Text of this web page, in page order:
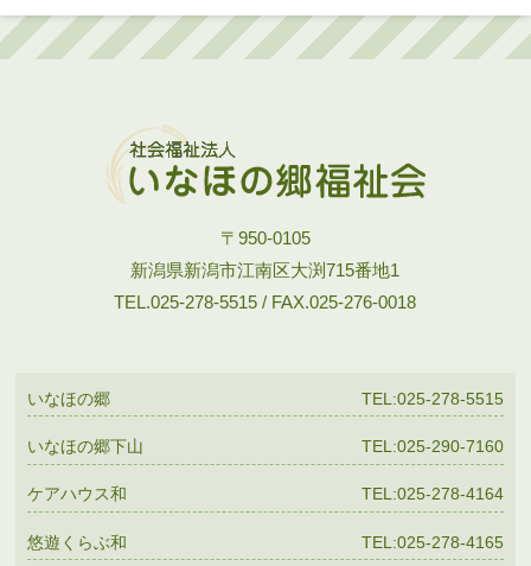
〒950-0105
新潟県新潟市江南区大渕715番地1
TEL.025-278-5515 / FAX.025-276-0018
いなほの郷 TEL:025-278-5515
いなほの郷下山 TEL:025-290-7160
ケアハウス和 TEL:025-278-4164
悠遊くらぶ和 TEL:025-278-4165